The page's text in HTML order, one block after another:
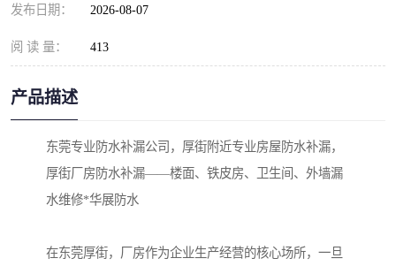
发布日期： 2026-08-07
阅 读 量： 413
产品描述
东莞专业防水补漏公司，厚街附近专业房屋防水补漏，
厚街厂房防水补漏——楼面、铁皮房、卫生间、外墙漏
水维修*华展防水
在东莞厚街，厂房作为企业生产经营的核心场所，一旦